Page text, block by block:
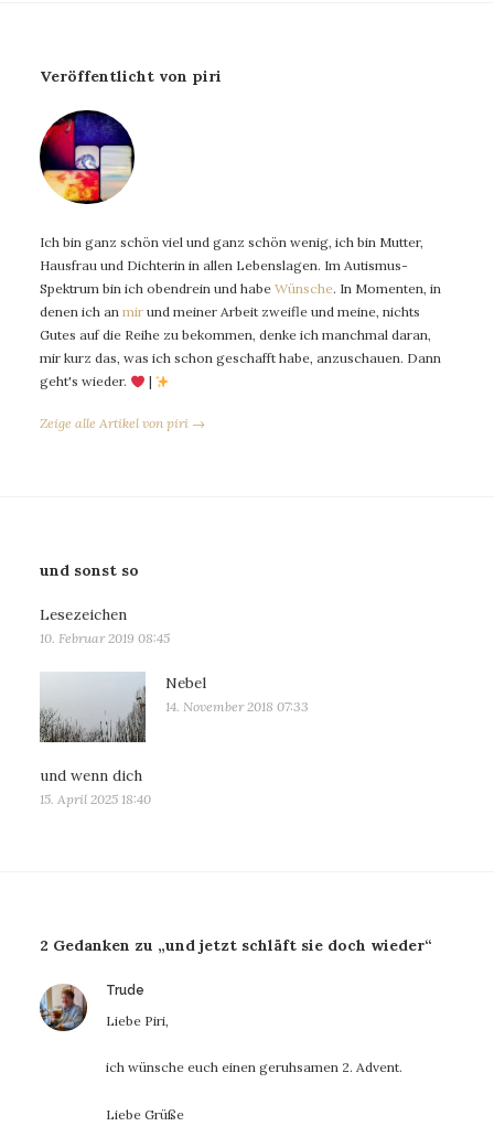
Veröffentlicht von piri
Ich bin ganz schön viel und ganz schön wenig, ich bin Mutter,
Hausfrau und Dichterin in allen Lebenslagen. Im Autismus-
Spektrum bin ich obendrein und habe Wünsche. In Momenten, in
denen ich an mir und meiner Arbeit zweifle und meine, nichts
Gutes auf die Reihe zu bekommen, denke ich manchmal daran,
mir kurz das, was ich schon geschafft habe, anzuschauen. Dann
geht's wieder.
|
Zeige alle Artikel von piri →
und sonst so
Lesezeichen
10. Februar 2019 08:45
Nebel
14. November 2018 07:33
und wenn dich
15. April 2025 18:40
2 Gedanken zu „und jetzt schläft sie doch wieder“
Trude
Liebe Piri,
ich wünsche euch einen geruhsamen 2. Advent.
Liebe Grüße